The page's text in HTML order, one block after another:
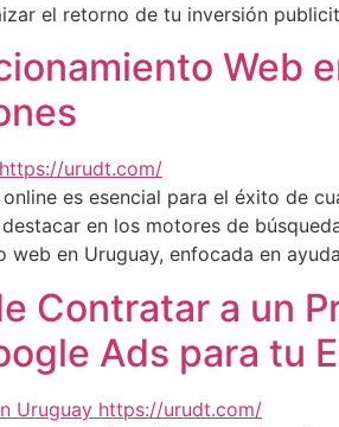
el retorno de tu inversión
Web
es esencial para el éxito de
en los motores de
web en Uruguay, enfocada en
Contratar a un
Ads para tu